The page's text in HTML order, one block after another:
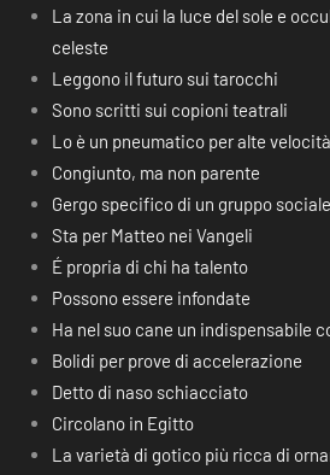
La zona in cui la luce del sole e
celeste
Leggono il futuro sui tarocchi
Sono scritti sui copioni teatrali
Lo è un pneumatico per alte velocità
Congiunto, ma non parente
Gergo specifico di un gruppo sociale
Sta per Matteo nei Vangeli
É propria di chi ha talento
Possono essere infondate
Ha nel suo cane un indispensabile
Bolidi per prove di accelerazione
Detto di naso schiacciato
Circolano in Egitto
La varietà di gotico più ricca di